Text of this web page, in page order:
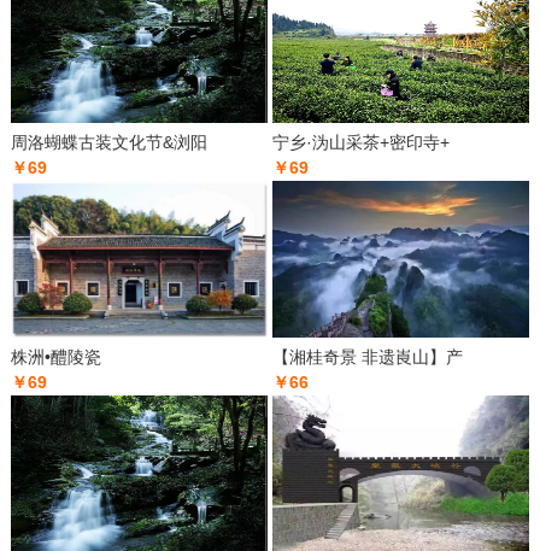
周洛蝴蝶古装文化节&浏阳
￥69
宁乡·沩山采茶+密印寺+
￥69
株洲•醴陵瓷
￥69
【湘桂奇景 非遗崀山】产
￥66